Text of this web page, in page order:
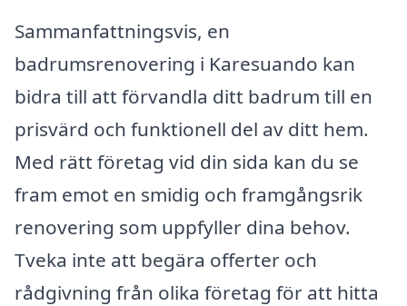
Sammanfattningsvis, en
badrumsrenovering i Karesuando kan
bidra till att förvandla ditt badrum till en
prisvärd och funktionell del av ditt hem.
Med rätt företag vid din sida kan du se
fram emot en smidig och framgångsrik
renovering som uppfyller dina behov.
Tveka inte att begära offerter och
rådgivning från olika företag för att hitta